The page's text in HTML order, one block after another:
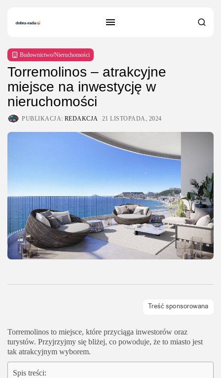
Budownictwo/Nieruchomości
Torremolinos – atrakcyjne
miejsce na inwestycję w
nieruchomości
PUBLIKACJA: REDAKCJA 21 LISTOPADA, 2024
Torremolinos to miejsce, które przyciąga inwestorów oraz
turystów. Przyjrzyjmy się bliżej, co powoduje, że to miasto jest
tak atrakcyjnym wyborem.
Spis treści: